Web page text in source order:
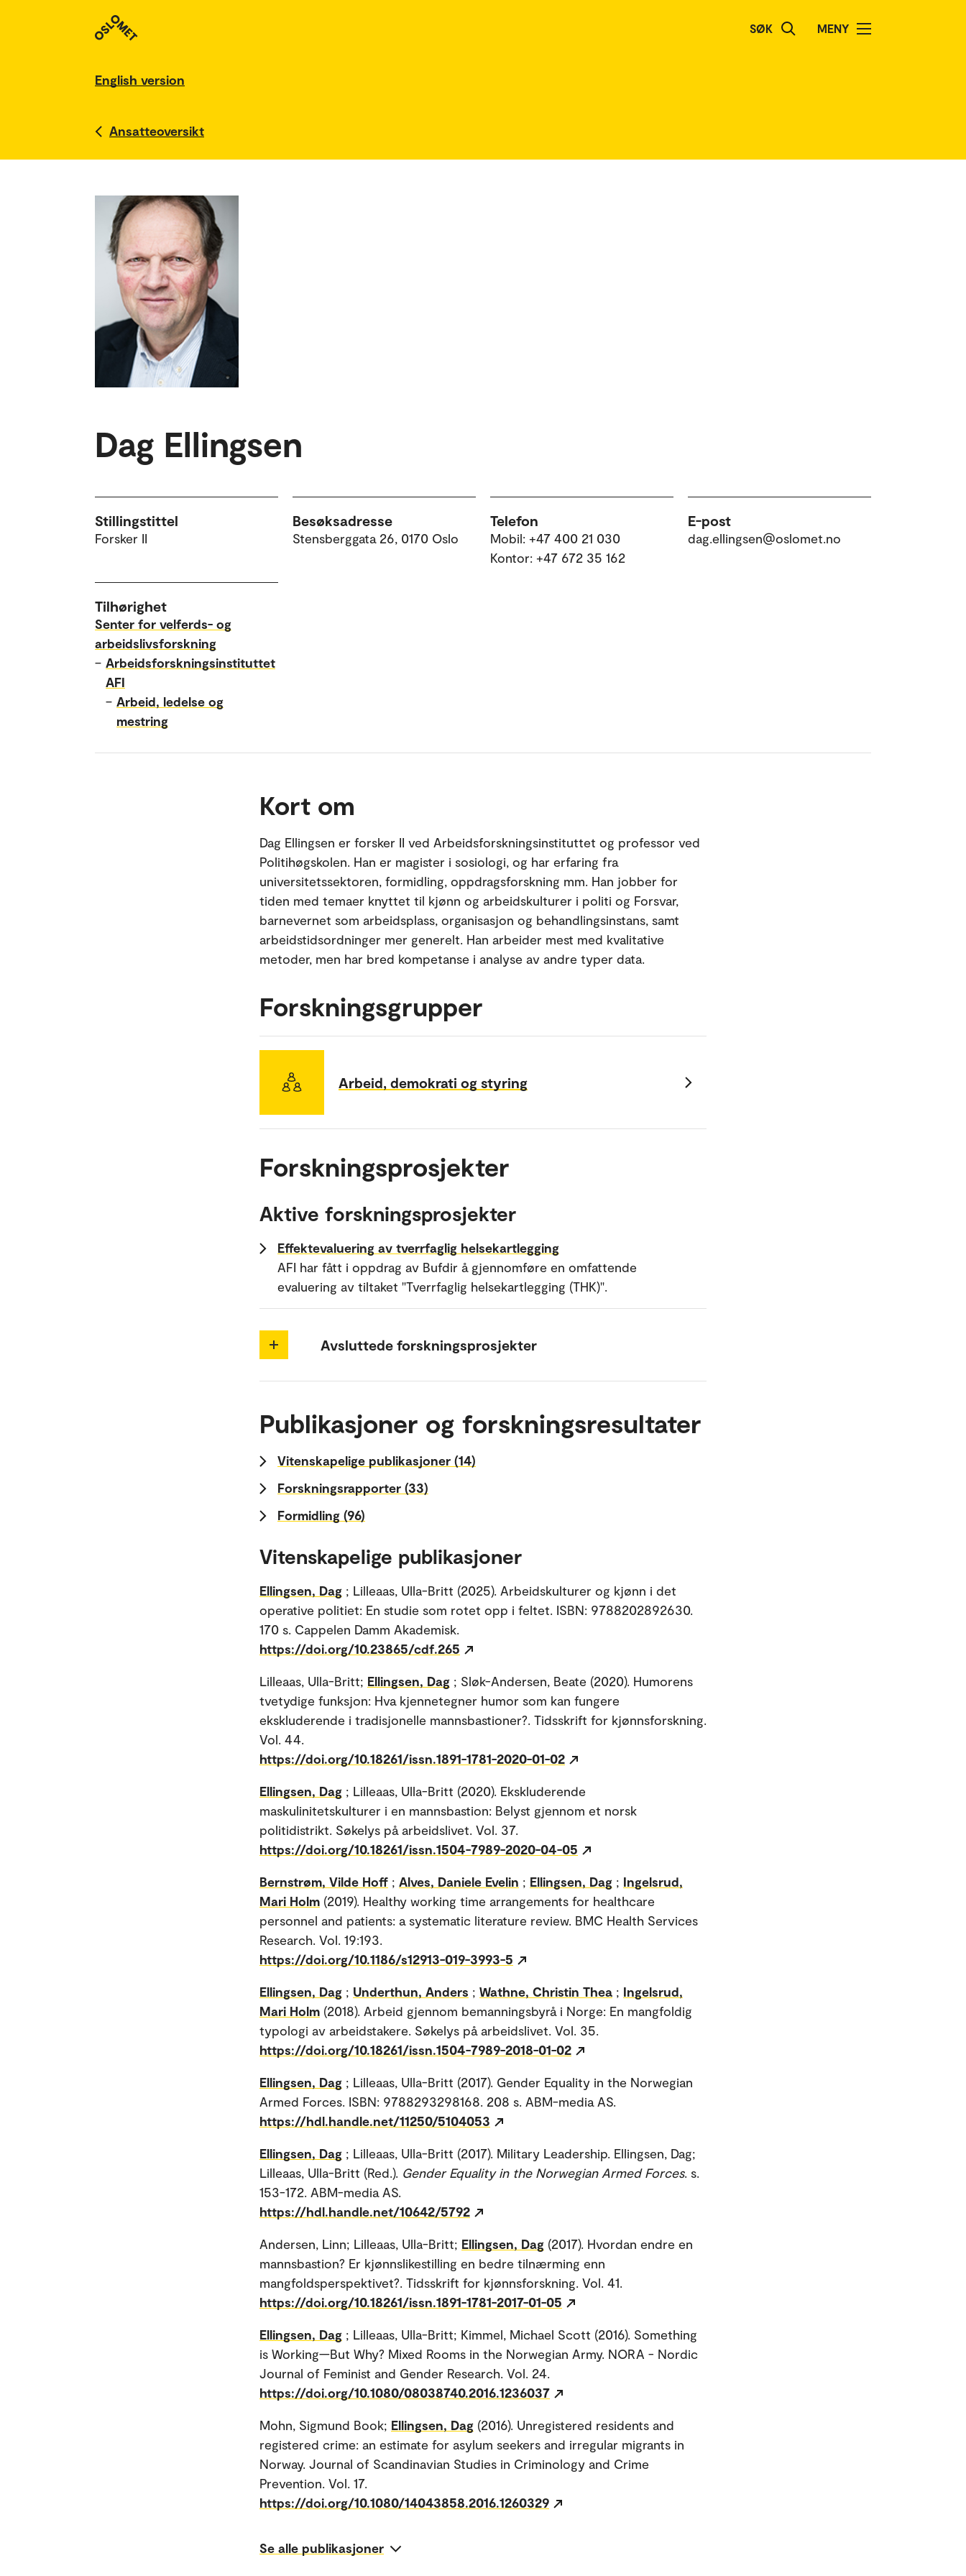
SØK MENY
English version
Ansatteoversikt
Dag Ellingsen
Stillingstittel
Forsker II
Besøksadresse
Stensberggata 26, 0170 Oslo
Telefon
Mobil: +47 400 21 030
Kontor: +47 672 35 162
E-post
dag.ellingsen@oslomet.no
Tilhørighet
Senter for velferds- og
arbeidslivsforskning
– Arbeidsforskningsinstituttet
AFI
– Arbeid, ledelse og
mestring
Kort om
Dag Ellingsen er forsker II ved Arbeidsforskningsinstituttet og professor ved
Politihøgskolen. Han er magister i sosiologi, og har erfaring fra
universitetssektoren, formidling, oppdragsforskning mm. Han jobber for
tiden med temaer knyttet til kjønn og arbeidskulturer i politi og Forsvar,
barnevernet som arbeidsplass, organisasjon og behandlingsinstans, samt
arbeidstidsordninger mer generelt. Han arbeider mest med kvalitative
metoder, men har bred kompetanse i analyse av andre typer data.
Forskningsgrupper
Arbeid, demokrati og styring
Forskningsprosjekter
Aktive forskningsprosjekter
Effektevaluering av tverrfaglig helsekartlegging
AFI har fått i oppdrag av Bufdir å gjennomføre en omfattende
evaluering av tiltaket "Tverrfaglig helsekartlegging (THK)".
Avsluttede forskningsprosjekter
Publikasjoner og forskningsresultater
Vitenskapelige publikasjoner (14)
Forskningsrapporter (33)
Formidling (96)
Vitenskapelige publikasjoner
Ellingsen, Dag ; Lilleaas, Ulla-Britt (2025). Arbeidskulturer og kjønn i det
operative politiet: En studie som rotet opp i feltet. ISBN: 9788202892630.
170 s. Cappelen Damm Akademisk.
https://doi.org/10.23865/cdf.265
Lilleaas, Ulla-Britt; Ellingsen, Dag ; Sløk-Andersen, Beate (2020). Humorens
tvetydige funksjon: Hva kjennetegner humor som kan fungere
ekskluderende i tradisjonelle mannsbastioner?. Tidsskrift for kjønnsforskning.
Vol. 44.
https://doi.org/10.18261/issn.1891-1781-2020-01-02
Ellingsen, Dag ; Lilleaas, Ulla-Britt (2020). Ekskluderende
maskulinitetskulturer i en mannsbastion: Belyst gjennom et norsk
politidistrikt. Søkelys på arbeidslivet. Vol. 37.
https://doi.org/10.18261/issn.1504-7989-2020-04-05
Bernstrøm, Vilde Hoff ; Alves, Daniele Evelin ; Ellingsen, Dag ; Ingelsrud,
Mari Holm (2019). Healthy working time arrangements for healthcare
personnel and patients: a systematic literature review. BMC Health Services
Research. Vol. 19:193.
https://doi.org/10.1186/s12913-019-3993-5
Ellingsen, Dag ; Underthun, Anders ; Wathne, Christin Thea ; Ingelsrud,
Mari Holm (2018). Arbeid gjennom bemanningsbyrå i Norge: En mangfoldig
typologi av arbeidstakere. Søkelys på arbeidslivet. Vol. 35.
https://doi.org/10.18261/issn.1504-7989-2018-01-02
Ellingsen, Dag ; Lilleaas, Ulla-Britt (2017). Gender Equality in the Norwegian
Armed Forces. ISBN: 9788293298168. 208 s. ABM-media AS.
https://hdl.handle.net/11250/5104053
Ellingsen, Dag ; Lilleaas, Ulla-Britt (2017). Military Leadership. Ellingsen, Dag;
Lilleaas, Ulla-Britt (Red.). Gender Equality in the Norwegian Armed Forces. s.
153-172. ABM-media AS.
https://hdl.handle.net/10642/5792
Andersen, Linn; Lilleaas, Ulla-Britt; Ellingsen, Dag (2017). Hvordan endre en
mannsbastion? Er kjønnslikestilling en bedre tilnærming enn
mangfoldsperspektivet?. Tidsskrift for kjønnsforskning. Vol. 41.
https://doi.org/10.18261/issn.1891-1781-2017-01-05
Ellingsen, Dag ; Lilleaas, Ulla-Britt; Kimmel, Michael Scott (2016). Something
is Working—But Why? Mixed Rooms in the Norwegian Army. NORA - Nordic
Journal of Feminist and Gender Research. Vol. 24.
https://doi.org/10.1080/08038740.2016.1236037
Mohn, Sigmund Book; Ellingsen, Dag (2016). Unregistered residents and
registered crime: an estimate for asylum seekers and irregular migrants in
Norway. Journal of Scandinavian Studies in Criminology and Crime
Prevention. Vol. 17.
https://doi.org/10.1080/14043858.2016.1260329
Se alle publikasjoner